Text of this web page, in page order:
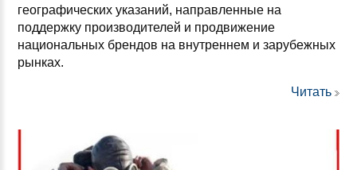
географических указаний, направленные на
поддержку производителей и продвижение
национальных брендов на внутреннем и зарубежных
рынках.
Читать